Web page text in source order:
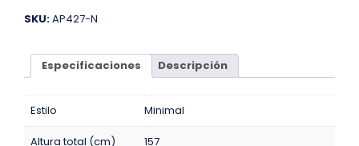
SKU:AP427-N
Especificaciones Descripción
Estilo Minimal
Altura total (cm) 157